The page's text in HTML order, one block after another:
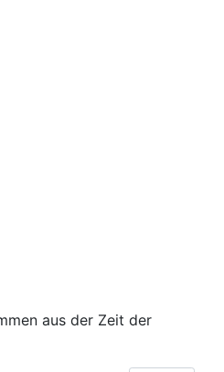
aus der Zeit der